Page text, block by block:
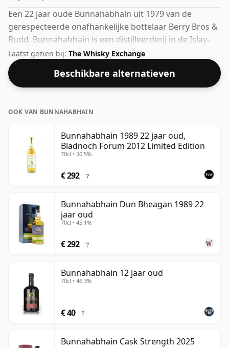
Een 22 jaar oude Bunnahabhain uit 1979 van de
gerespecteerde onafhankelijke bottelaar Berry Bros &
Rudd. Bunnahabhain is een distilleerderij in de Islay-
regio in Schotland. Met een percentage van 51,2% kun
je zeker een paar druppels fatsoenlijk water aan deze
whisky toevoegen om de textuur te verbeteren en de
geest te openen.
Laatst gezien bij: The Whisky Exchange
Beschikbare alternatieven
OOK VAN BUNNAHABHAIN
Bunnahabhain 1989 22 jaar oud,
Bladnoch Forum 2012 Limited Edition
70cl • 50.5%
€ 292 ?
Bunnahabhain Dun Bheagan 1989 22
jaar oud
70cl • 45.1%
€ 292 ?
Bunnahabhain 12 jaar oud
70cl • 46.3%
€ 40 ?
Bunnahabhain Cask Strength 2025